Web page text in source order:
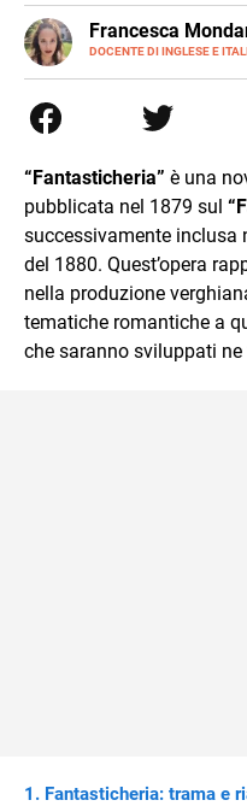
Francesca
DOCENTE DI INGLESE E
LINKEDIN
INSTAGRAM
secondaria di
traduzioni, SEO
della sintesi.
“Fantasticheria” è una
pubblicata nel 1879 sul
successivamente inclusa
del 1880. Quest’opera
nella produzione
tematiche romantiche a
che saranno sviluppati ne
Fantasticheria: trama e